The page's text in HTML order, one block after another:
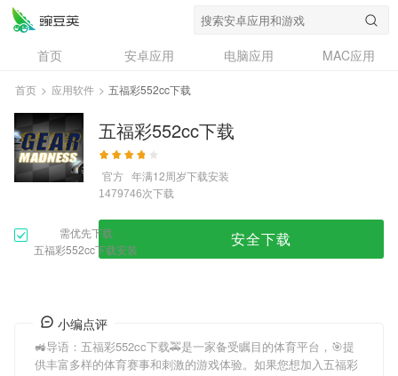
首页 安卓应用 电脑应用
MAC应用
资讯
专题
问答
首页 > 应用软件 > 五福彩552cc下载
五福彩552cc下载
官方 年满12周岁下载安装
1479746次下载
需优先下载
五福彩552cc下载安装
安全下载
小编点评
🚜导语： 五福彩552cc下载🚕是一家备受瞩目的体育平台，🎯提
供丰富多样的体育赛事和刺激的游戏体验。如果您想加入五福彩